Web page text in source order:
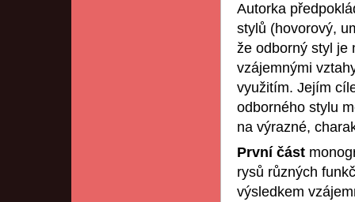
Autorka
stylů (hovorový,
že odborný styl je
vzájemnými
využitím. Jejím
odborného stylu
na výrazné,
První část
rysů různých
výsledkem